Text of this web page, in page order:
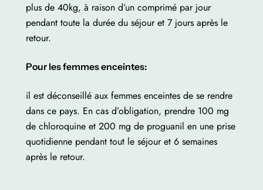
plus de 40kg, à raison d’un comprimé par jour
pendant toute la durée du séjour et 7 jours après le
retour.
Pour les femmes enceintes:
il est déconseillé aux femmes enceintes de se rendre
dans ce pays. En cas d’obligation, prendre 100 mg
de chloroquine et 200 mg de proguanil en une prise
quotidienne pendant tout le séjour et 6 semaines
après le retour.